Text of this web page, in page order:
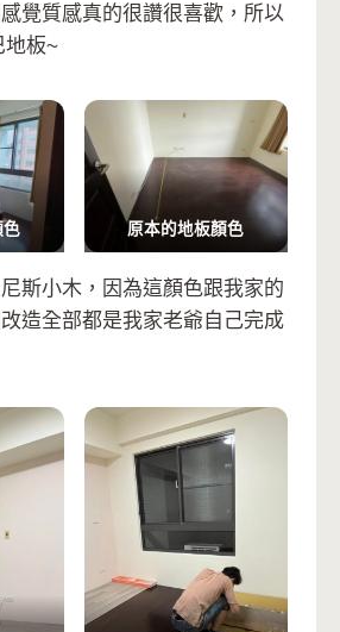
覺質感真的很讚很喜歡，所以
地板~
色 原本的地板顏色
斯小木，因為這顏色跟我家的
造全部都是我家老爺自己完成